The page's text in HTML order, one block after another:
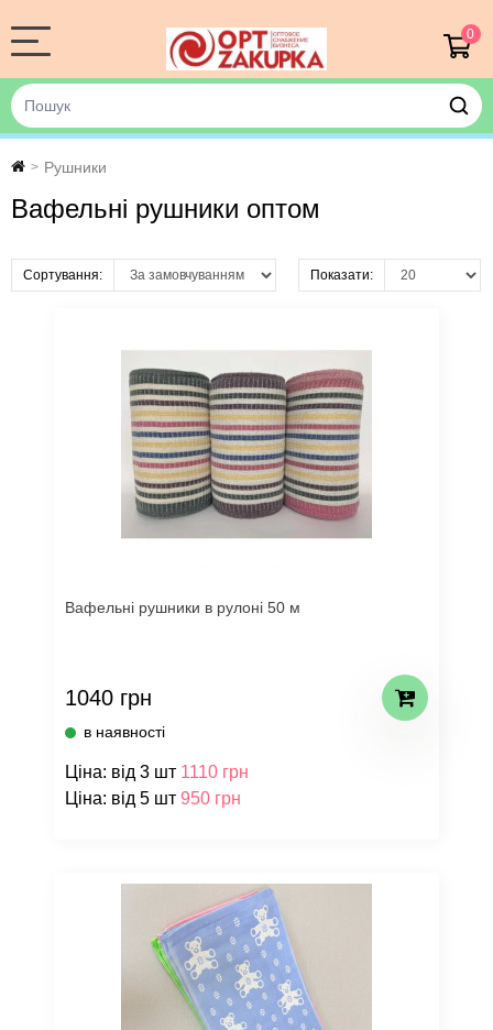
0
> Рушники
Вафельні рушники оптом
Сортування: Показати:
Вафельні рушники в рулоні 50 м
1040 грн
в наявності
Ціна: від 3 шт 1110 грн
Ціна: від 5 шт 950 грн